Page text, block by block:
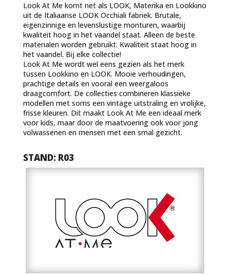
Look At Me komt net als LOOK, Materika en Lookkino
uit de Italiaanse LOOK Occhiali fabriek. Brutale,
eigenzinnige en levenslustige monturen, waarbij
kwaliteit hoog in het vaandel staat. Alleen de beste
materialen worden gebruikt. Kwaliteit staat hoog in
het vaandel. Bij elke collectie!
Look At Me wordt wel eens gezien als het merk
tussen Lookkino en LOOK. Mooie verhoudingen,
prachtige details en vooral een weergaloos
draagcomfort. De collecties combineren klassieke
modellen met soms een vintage uitstraling en vrolijke,
frisse kleuren. Dit maakt Look At Me een ideaal merk
voor kids, maar door de maatvoering ook voor jong
volwassenen en mensen met een smal gezicht.
STAND: R03